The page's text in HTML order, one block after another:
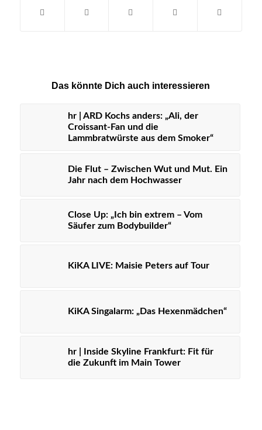
Das könnte Dich auch interessieren
hr | ARD Kochs anders: „Ali, der
Croissant-Fan und die
Lammbratwürste aus dem Smoker“
Die Flut – Zwischen Wut und Mut. Ein
Jahr nach dem Hochwasser
Close Up: „Ich bin extrem – Vom
Säufer zum Bodybuilder“
KiKA LIVE: Maisie Peters auf Tour
KiKA Singalarm: „Das Hexenmädchen“
hr | Inside Skyline Frankfurt: Fit für
die Zukunft im Main Tower